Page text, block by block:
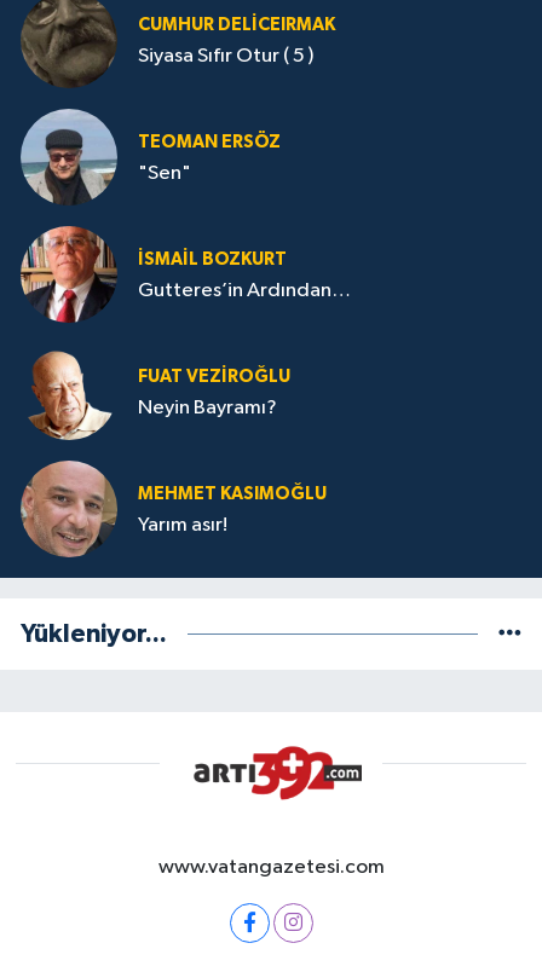
CUMHUR DELICEIRMAK
Siyasa Sıfır Otur ( 5 )
TEOMAN ERSÖZ
"Sen"
İSMAIL BOZKURT
Gutteres’in Ardından…
FUAT VEZIROĞLU
Neyin Bayramı?
MEHMET KASIMOĞLU
Yarım asır!
Yükleniyor...
www.vatangazetesi.com